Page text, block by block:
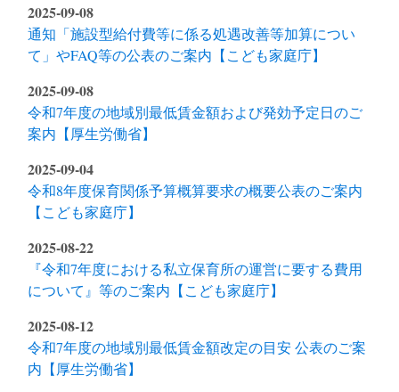
2025-09-08
通知「施設型給付費等に係る処遇改善等加算につい
て」やFAQ等の公表のご案内【こども家庭庁】
2025-09-08
令和7年度の地域別最低賃金額および発効予定日のご
案内【厚生労働省】
2025-09-04
令和8年度保育関係予算概算要求の概要公表のご案内
【こども家庭庁】
2025-08-22
『令和7年度における私立保育所の運営に要する費用
について』等のご案内【こども家庭庁】
2025-08-12
令和7年度の地域別最低賃金額改定の目安 公表のご案
内【厚生労働省】